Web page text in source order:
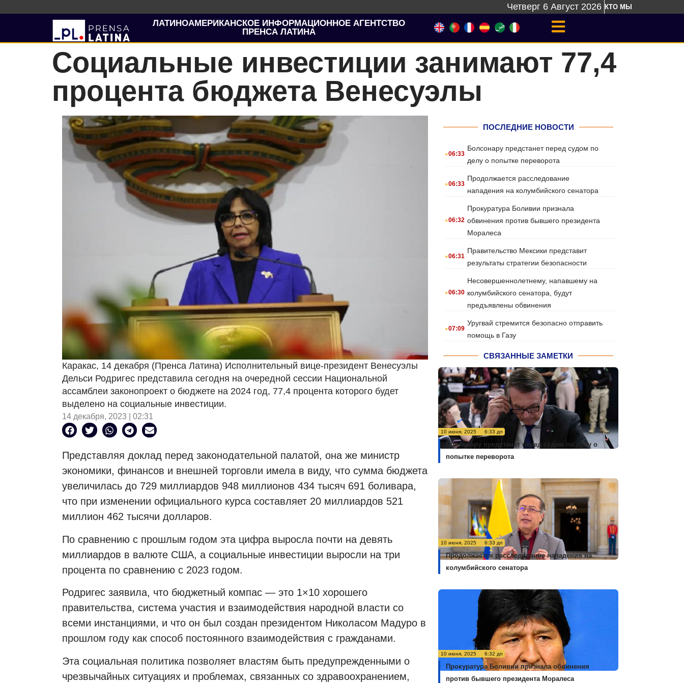
Четверг 6 Август 2026 КТО МЫ
ЛАТИНОАМЕРИКАНСКОЕ ИНФОРМАЦИОННОЕ АГЕНТСТВО
ПРЕНСА ЛАТИНА
Социальные инвестиции занимают 77,4
процента бюджета Венесуэлы
Каракас, 14 декабря (Пренса Латина) Исполнительный вице-президент Венесуэлы
Дельси Родригес представила сегодня на очередной сессии Национальной
ассамблеи законопроект о бюджете на 2024 год, 77,4 процента которого будет
выделено на социальные инвестиции.
14 декабря, 2023 | 02:31
Представляя доклад перед законодательной палатой, она же министр
экономики, финансов и внешней торговли имела в виду, что сумма бюджета
увеличилась до 729 миллиардов 948 миллионов 434 тысяч 691 боливара,
что при изменении официального курса составляет 20 миллиардов 521
миллион 462 тысячи долларов.
По сравнению с прошлым годом эта цифра выросла почти на девять
миллиардов в валюте США, а социальные инвестиции выросли на три
процента по сравнению с 2023 годом.
Родригес заявила, что бюджетный компас — это 1×10 хорошего
правительства, система участия и взаимодействия народной власти со
всеми инстанциями, и что он был создан президентом Николасом Мадуро в
прошлом году как способ постоянного взаимодействия с гражданами.
Эта социальная политика позволяет властям быть предупрежденными о
чрезвычайных ситуациях и проблемах, связанных со здравоохранением,
ПОСЛЕДНИЕ НОВОСТИ
.06:33
Болсонару предстанет перед судом по
делу о попытке переворота
.06:33
Продолжается расследование
нападения на колумбийского сенатора
.06:32
Прокуратура Боливии признала
обвинения против бывшего президента
Моралеса
.06:31
Правительство Мексики представит
результаты стратегии безопасности
.06:30
Несовершеннолетнему, напавшему на
колумбийского сенатора, будут
предъявлены обвинения
.07:09
Уругвай стремится безопасно отправить
помощь в Газу
СВЯЗАННЫЕ ЗАМЕТКИ
10 июня, 2025 6:33 дп
Болсонару предстанет перед судом по делу о
попытке переворота
10 июня, 2025 6:33 дп
Продолжается расследование нападения на
колумбийского сенатора
10 июня, 2025 6:32 дп
Прокуратура Боливии признала обвинения
против бывшего президента Моралеса